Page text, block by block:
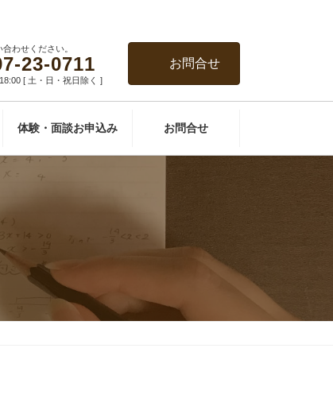
わせください。
23-0711
[ 土・日・祝日除く ]
お問合せ
体験・面談お申込み お問合せ